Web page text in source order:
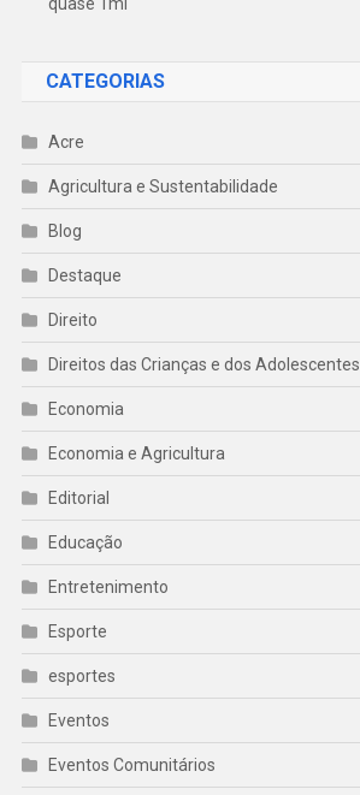
CATEGORIAS
Acre
Agricultura e Sustentabilidade
Blog
Destaque
Direito
Direitos das Crianças e dos Adolescentes
Economia
Economia e Agricultura
Editorial
Educação
Entretenimento
Esporte
esportes
Eventos
Eventos Comunitários